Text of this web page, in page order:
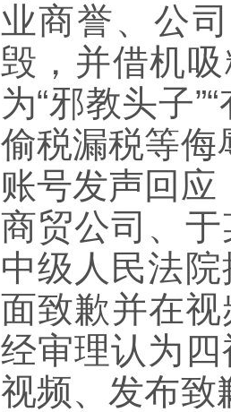
业商誉、公
毁，并借机
为“邪教头子
偷税漏税等侮
账号发声回应
商贸公司、
中级人民法
面致歉并在
经审理认为
视频、发布致